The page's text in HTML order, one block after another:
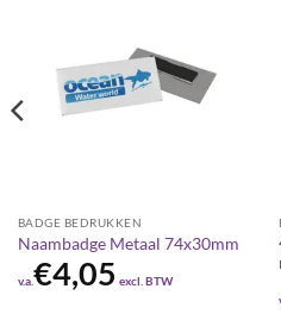
BADGE BEDRUKKEN
Naambadge Metaal 74x30mm
v.a.€4,05 excl. BTW